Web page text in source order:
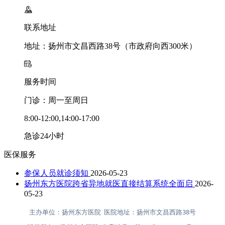
联系地址
地址：扬州市文昌西路38号（市政府向西300米）
服务时间
门诊：周一至周日
8:00-12:00,14:00-17:00
急诊24小时
医保服务
参保人员就诊须知 2026-05-23
扬州东方医院跨省异地就医直接结算系统全面启 2026-
05-23
主办单位：扬州东方医院 医院地址：扬州市文昌西路38号